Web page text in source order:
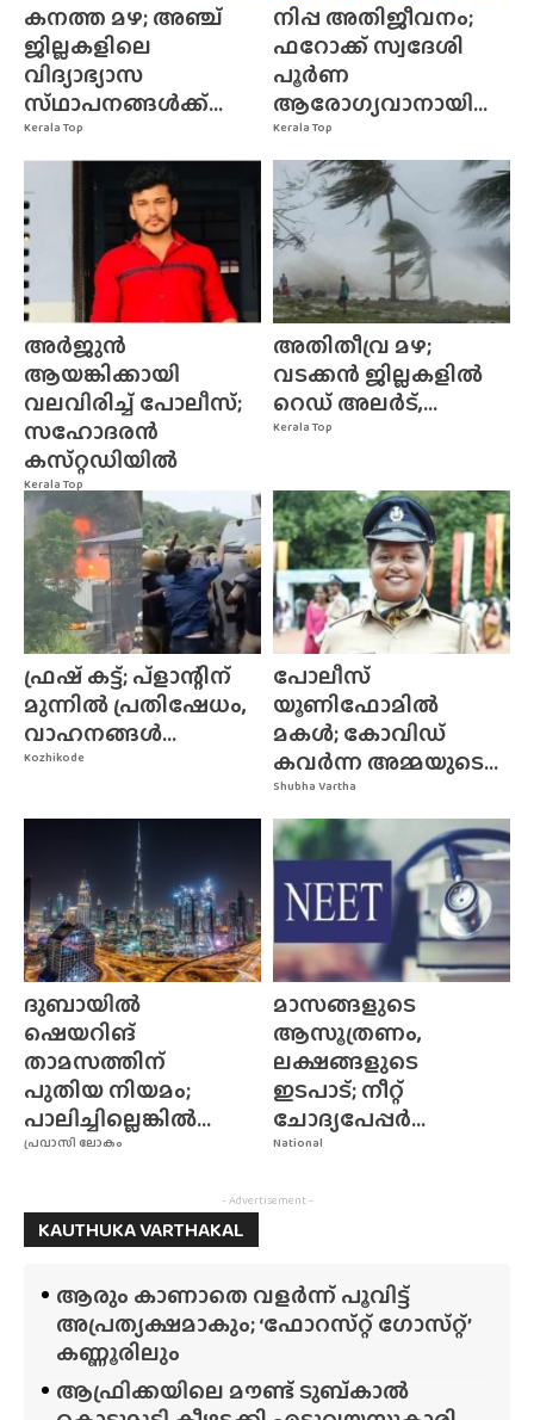
Kerala Top
കനത്ത മഴ; അഞ്ച്
ജില്ലകളിലെ
വിദ്യാഭ്യാസ
സ്‌ഥാപനങ്ങൾക്ക്‌...
Kerala Top
നിപ്പ അതിജീവനം;
ഫറോക്ക് സ്വദേശി
പൂർണ
ആരോഗ്യവാനായി...
Kerala Top
അർജുൻ
ആയങ്കിക്കായി
വലവിരിച്ച് പോലീസ്;
സഹോദരൻ
കസ്‌റ്റഡിയിൽ
Kerala Top
അതിതീവ്ര മഴ;
വടക്കൻ ജില്ലകളിൽ
റെഡ് അലർട്,...
Kozhikode
ഫ്രഷ് കട്ട്; പ്ളാന്റിന്
മുന്നിൽ പ്രതിഷേധം,
വാഹനങ്ങൾ...
Shubha Vartha
പോലീസ്
യൂണിഫോമിൽ
മകൾ; കോവിഡ്
കവർന്ന അമ്മയുടെ...
പ്രവാസി ലോകം
ദുബായിൽ
ഷെയറിങ്
താമസത്തിന്
പുതിയ നിയമം;
പാലിച്ചില്ലെങ്കിൽ...
National
മാസങ്ങളുടെ
ആസൂത്രണം,
ലക്ഷങ്ങളുടെ
ഇടപാട്; നീറ്റ്
ചോദ്യപേപ്പർ...
- Advertisement -
KAUTHUKA VARTHAKAL
ആരും കാണാതെ വളർന്ന് പൂവിട്ട്
അപ്രത്യക്ഷമാകും; ‘ഫോറസ്‌റ്റ്‌ ഗോസ്‌റ്റ്’
കണ്ണൂരിലും
ആഫ്രിക്കയിലെ മൗണ്ട് ടുബ്‌കാൽ